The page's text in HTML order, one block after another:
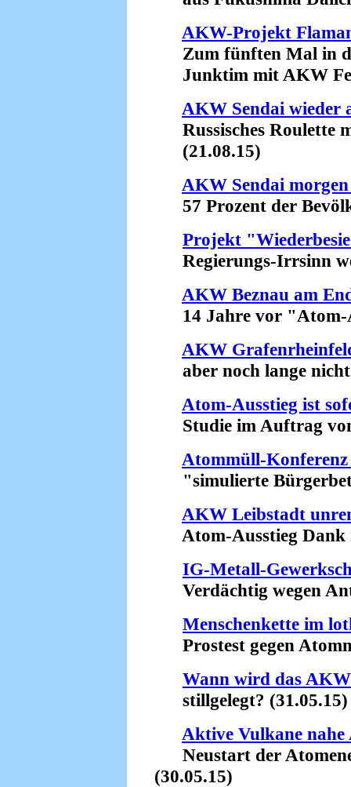
AKW-Projekt
Zum fünften Mal in
Junktim mit AKW
AKW Sendai wieder
Russisches Roulette
(21.08.15)
AKW Sendai
57 Prozent der
Projekt
Regierungs-Irrsinn
AKW Beznau am
14 Jahre vor "Atom-
AKW
aber noch lange nicht
Atom-Ausstieg ist
Studie im Auftrag von
Atommüll-
"simulierte
AKW Leibstadt
Atom-Ausstieg Dank
IG-Metall-
Verdächtig wegen
Menschenkette im
Prostest gegen
Wann wird das
stillgelegt? (31.05.15)
Aktive Vulkane
Neustart der
(30.05.15)